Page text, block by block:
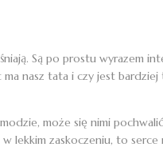
Są po prostu wyrazem
ma nasz tata i czy jest
może się nimi
lekkim zaskoczeniu, to serce